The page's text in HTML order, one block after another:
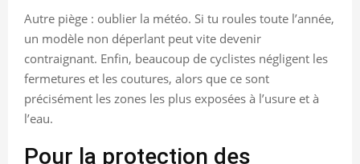
Autre piège : oublier la météo. Si tu roules toute l’année,
un modèle non déperlant peut vite devenir
contraignant. Enfin, beaucoup de cyclistes négligent les
fermetures et les coutures, alors que ce sont
précisément les zones les plus exposées à l’usure et à
l’eau.
Pour la protection des